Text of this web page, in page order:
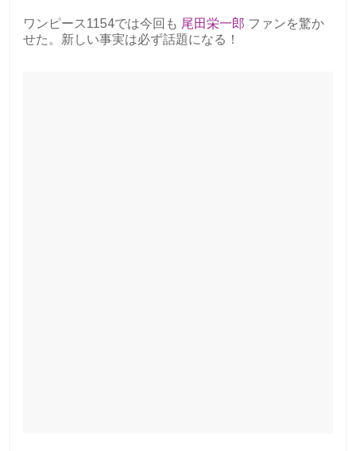
ワンピース1154では今回も 尾田栄一郎 ファンを驚か
せた。新しい事実は必ず話題になる！